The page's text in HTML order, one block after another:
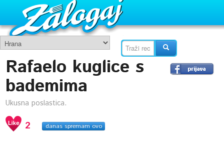
Rafaelo kuglice s
bademima
Ukusna poslastica.
2 danas spremam ovo